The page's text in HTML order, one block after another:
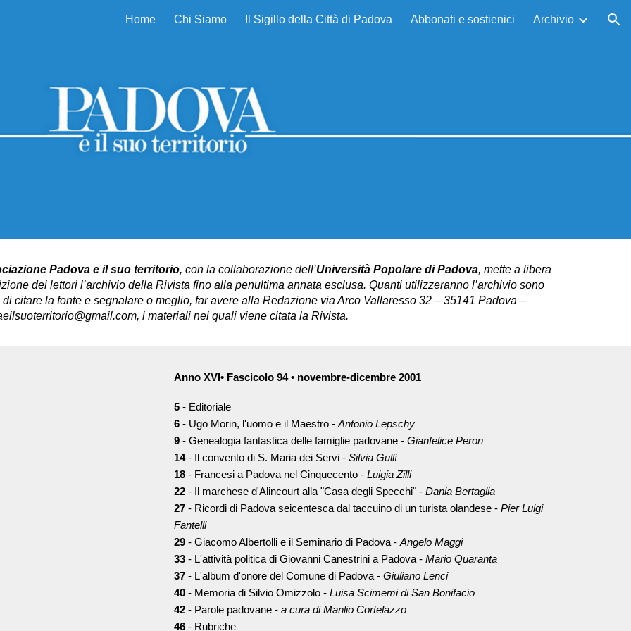
Skip to navigation
Home Chi Siamo Il Sigillo della Città di Padova Abbonati e sostienici Archivio
Padova e il suo territorio, con la collaborazione dell’Università Popolare di Padova, mette a libera
dei lettori l’archivio della Rivista fino alla penultima annata esclusa. Quanti utilizzeranno l’archivio sono
di citare la fonte e segnalare o meglio, far avere alla Redazione via Arco Vallaresso 32 – 35141 Padova –
i materiali nei quali viene citata la Rivista.
Anno XVI• Fascicolo 94 • novembre-dicembre 2001
5- Editoriale
6- Ugo Morin, l'uomo e il Maestro - Antonio Lepschy
9- Genealogia fantastica delle famiglie padovane - Gianfelice Peron
14- Il convento di S. Maria dei Servi - Silvia Gullì
18- Francesi a Padova nel Cinquecento - Luigia Zilli
22- Il marchese d'Alincourt alla "Casa degli Specchi" - Dania Bertaglia
27- Ricordi di Padova seicentesca dal taccuino di un turista olandese - Pier Luigi
Fantelli
29- Giacomo Albertolli e il Seminario di Padova - Angelo Maggi
33- L'attività politica di Giovanni Canestrini a Padova - Mario Quaranta
37- L'album d'onore del Comune di Padova - Giuliano Lenci
40- Memoria di Silvio Omizzolo - Luisa Scimemi di San Bonifacio
42- Parole padovane - a cura di Manlio Cortelazzo
46- Rubriche